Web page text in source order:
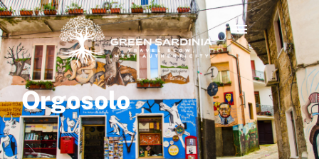
Orgosolo